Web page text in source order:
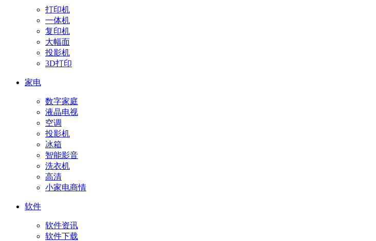
打印机
一体机
复印机
大幅面
投影机
3D打印
家电
数字家庭
液晶电视
空调
投影机
冰箱
智能影音
洗衣机
高清
小家电商情
软件
软件资讯
软件下载